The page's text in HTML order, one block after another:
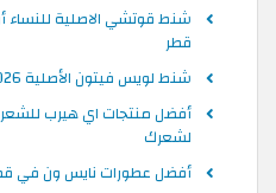
شنط قوتشي الاصلية للنساء
قطر
شنط لويس فيتون الأصلية 2026 | افضل حقائب Louis Vuitton
لشعرك
أفضل عطورات نايس ون في قطر